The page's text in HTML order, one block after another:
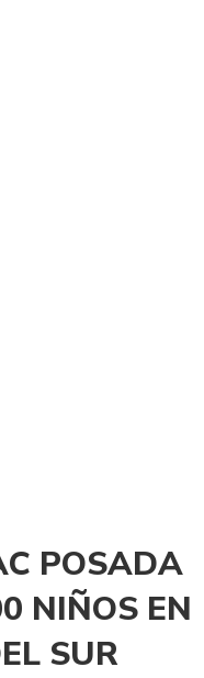
POSADA
NIÑOS EN
SUR